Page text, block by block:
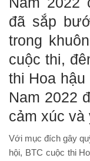
đã sắp
trong
cuộc thi,
thi Hoa hậu
Nam 2022
cảm xúc và
Với mục đích gây
hội, BTC cuộc thi